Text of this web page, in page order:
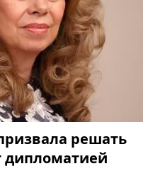
решать
дипломатией